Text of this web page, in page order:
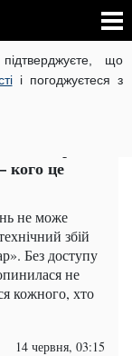
що
і погоджуєтеся з
В УКРАЇНІ
НА РУССКОМ
кого це
не може
збій
Без доступу
не
кожного, хто
14 червня, 03:15